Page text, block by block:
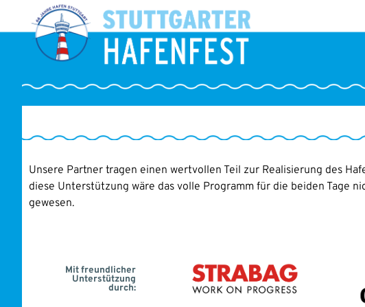
Unsere Partner tragen einen wertvollen Teil zur Realisierung des
diese Unterstützung wäre das volle Programm für die beiden Tage
gewesen.
Mit freundlicher
Unterstützung
durch: